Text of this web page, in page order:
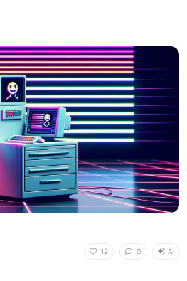
12 0 AI